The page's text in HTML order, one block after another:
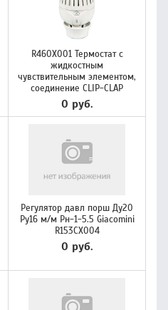
R460X001 Термостат с
жидкостным
чувствительным элементом,
соединение CLIP-CLAP
0 руб.
Регулятор давл порш Ду20
Ру16 м/м Рн-1-5.5 Giacomini
R153CX004
0 руб.